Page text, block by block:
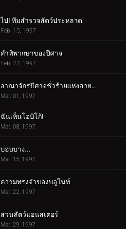
ไป! ทีมสำรวจสัตว์ประหลาด
Feb. 15, 1997
คำพิพากษาของปีศาจ
Feb. 22, 1997
อาณาจักรปีศาจชั่วร้ายแห่งสายรุ้ง
Mar. 01, 1997
ฉันเห็นโอบิโก้!
Mar. 08, 1997
บอบบาง...
Mar. 15, 1997
ความทรงจำของบลูไนท์
Mar. 22, 1997
สวนสัตว์มอนสเตอร์
Mar. 29, 1997